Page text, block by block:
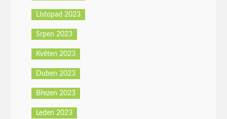
Listopad 2023
Srpen 2023
Květen 2023
Duben 2023
Březen 2023
Leden 2023